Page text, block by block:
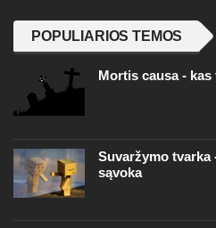
POPULIARIOS TEMOS
Mortis causa -
Suvaržymo tvarka
sąvoka